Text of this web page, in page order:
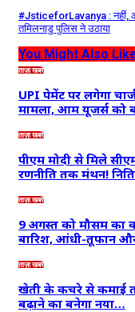
#JsticeforLavanya : नहीं,
तमिलनाडु पुलिस ने उठाया
You Might Also
ताज़ा खबरें
UPI पेमेंट पर लगेगा
मामला, आम यूजर्स को
ताज़ा खबरें
पीएम मोदी से मिले
रणनीति तक मंथन!
ताज़ा खबरें
9 अगस्त को मौसम का
बारिश, आंधी-तूफान
ताज़ा खबरें
खेती के कचरे से कमाई
बढ़ाने का बनेगा नया…